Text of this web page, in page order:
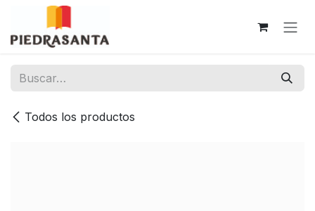
Ir al contenido
Todos los productos